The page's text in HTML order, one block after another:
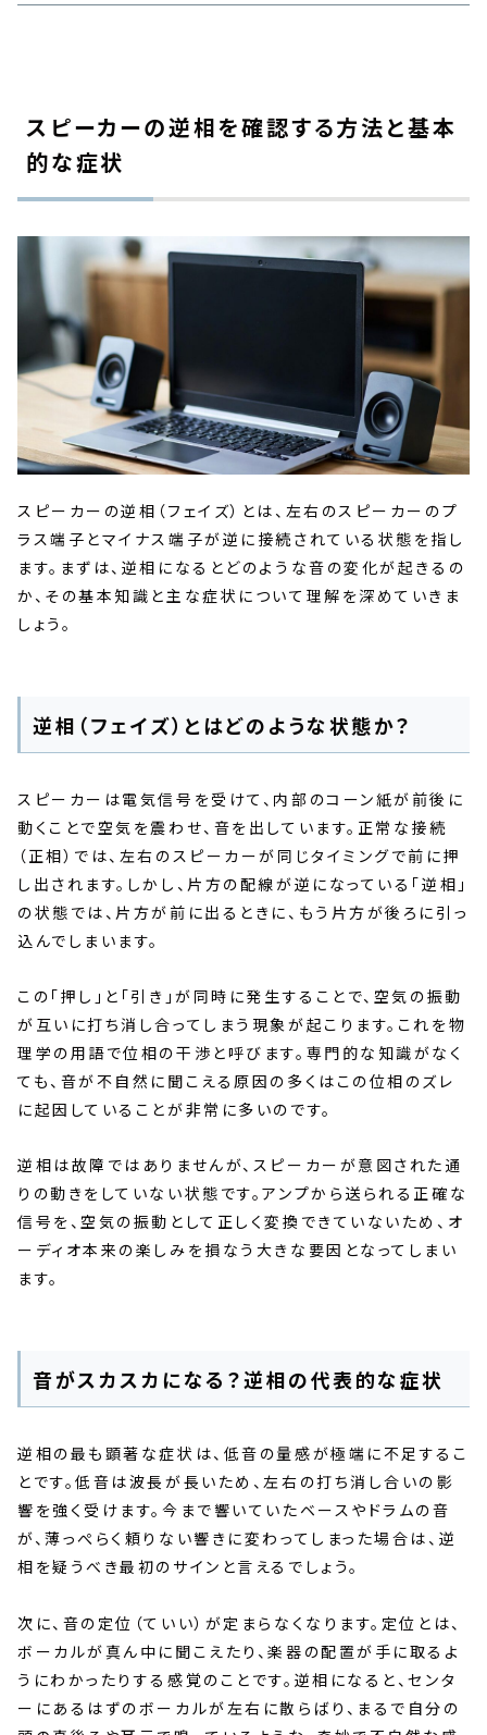
スピーカーの逆相を確認する方法と基本
的な症状
スピーカーの逆相（フェイズ）とは、左右のスピーカーのプ
ラス端子とマイナス端子が逆に接続されている状態を指し
ます。まずは、逆相になるとどのような音の変化が起きるの
か、その基本知識と主な症状について理解を深めていきま
しょう。
逆相（フェイズ）とはどのような状態か？
スピーカーは電気信号を受けて、内部のコーン紙が前後に
動くことで空気を震わせ、音を出しています。正常な接続
（正相）では、左右のスピーカーが同じタイミングで前に押
し出されます。しかし、片方の配線が逆になっている「逆相」
の状態では、片方が前に出るときに、もう片方が後ろに引っ
込んでしまいます。
この「押し」と「引き」が同時に発生することで、空気の振動
が互いに打ち消し合ってしまう現象が起こります。これを物
理学の用語で位相の干渉と呼びます。専門的な知識がなく
ても、音が不自然に聞こえる原因の多くはこの位相のズレ
に起因していることが非常に多いのです。
逆相は故障ではありませんが、スピーカーが意図された通
りの動きをしていない状態です。アンプから送られる正確な
信号を、空気の振動として正しく変換できていないため、オ
ーディオ本来の楽しみを損なう大きな要因となってしまい
ます。
音がスカスカになる？逆相の代表的な症状
逆相の最も顕著な症状は、低音の量感が極端に不足するこ
とです。低音は波長が長いため、左右の打ち消し合いの影
響を強く受けます。今まで響いていたベースやドラムの音
が、薄っぺらく頼りない響きに変わってしまった場合は、逆
相を疑うべき最初のサインと言えるでしょう。
次に、音の定位（ていい）が定まらなくなります。定位とは、
ボーカルが真ん中に聞こえたり、楽器の配置が手に取るよ
うにわかったりする感覚のことです。逆相になると、センタ
ーにあるはずのボーカルが左右に散らばり、まるで自分の